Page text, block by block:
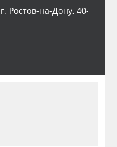
Ростов-на-Дону, 40-